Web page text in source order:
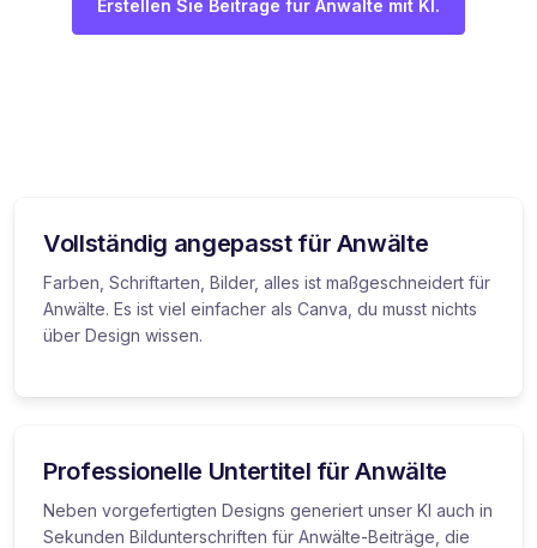
Erstellen Sie Beiträge für Anwälte mit KI.
Vollständig angepasst für Anwälte
Farben, Schriftarten, Bilder, alles ist maßgeschneidert für
Anwälte. Es ist viel einfacher als Canva, du musst nichts
über Design wissen.
Professionelle Untertitel für Anwälte
Neben vorgefertigten Designs generiert unser KI auch in
Sekunden Bildunterschriften für Anwälte-Beiträge, die